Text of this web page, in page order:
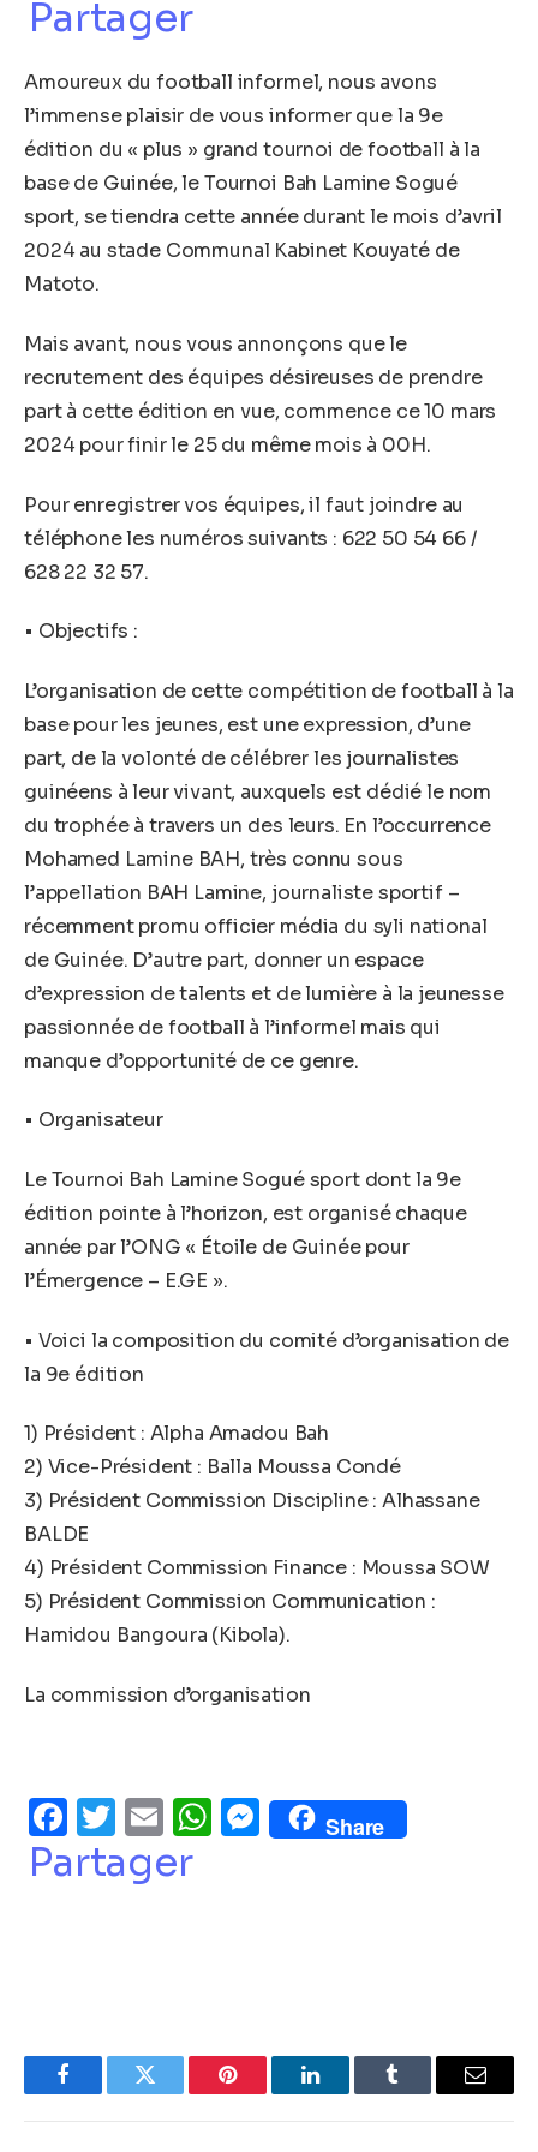
Partager
Amoureux du football informel, nous avons
l’immense plaisir de vous informer que la 9e
édition du « plus » grand tournoi de football à la
base de Guinée, le Tournoi Bah Lamine Sogué
sport, se tiendra cette année durant le mois d’avril
2024 au stade Communal Kabinet Kouyaté de
Matoto.
Mais avant, nous vous annonçons que le
recrutement des équipes désireuses de prendre
part à cette édition en vue, commence ce 10 mars
2024 pour finir le 25 du même mois à 00H.
Pour enregistrer vos équipes, il faut joindre au
téléphone les numéros suivants : 622 50 54 66 /
628 22 32 57.
• Objectifs :
L’organisation de cette compétition de football à la
base pour les jeunes, est une expression, d’une
part, de la volonté de célébrer les journalistes
guinéens à leur vivant, auxquels est dédié le nom
du trophée à travers un des leurs. En l’occurrence
Mohamed Lamine BAH, très connu sous
l’appellation BAH Lamine, journaliste sportif –
récemment promu officier média du syli national
de Guinée. D’autre part, donner un espace
d’expression de talents et de lumière à la jeunesse
passionnée de football à l’informel mais qui
manque d’opportunité de ce genre.
• Organisateur
Le Tournoi Bah Lamine Sogué sport dont la 9e
édition pointe à l’horizon, est organisé chaque
année par l’ONG « Étoile de Guinée pour
l’Émergence – E.GE ».
• Voici la composition du comité d’organisation de
la 9e édition
1) Président : Alpha Amadou Bah
2) Vice-Président : Balla Moussa Condé
3) Président Commission Discipline : Alhassane
BALDE
4) Président Commission Finance : Moussa SOW
5) Président Commission Communication :
Hamidou Bangoura (Kibola).
La commission d’organisation
Facebook
Twitter
EmailWhatsApp
Messenger
Share
Partager
FacebookTwitter Pinterest LinkedInTumblr Email